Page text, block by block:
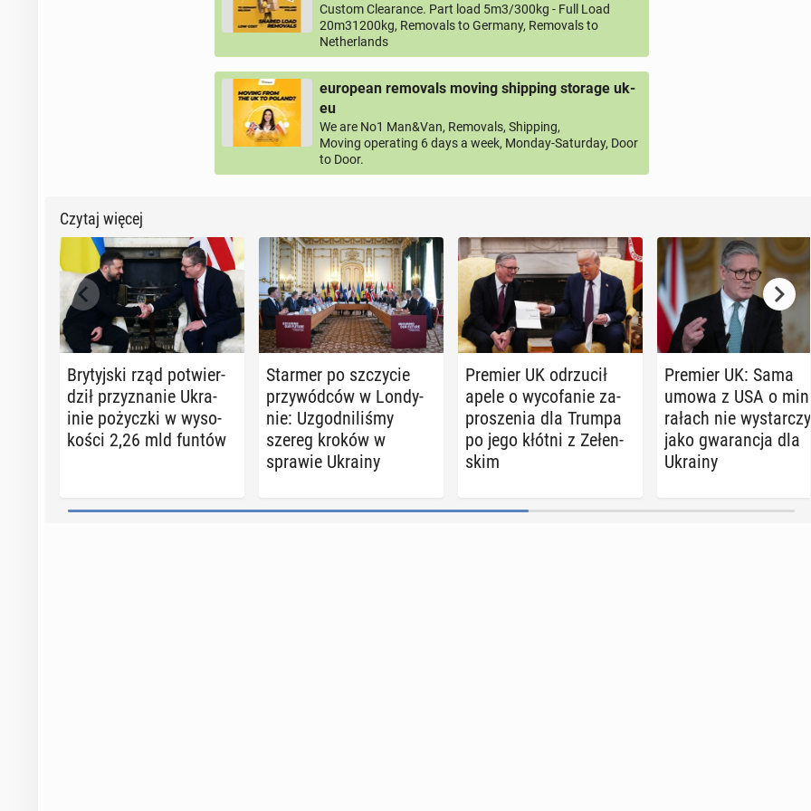
Custom Clearance. Part load 5m3/300kg - Full Load
20m31200kg, Removals to Germany, Removals to
Netherlands
european removals moving shipping storage uk-
eu
We are No1 Man&Van, Removals, Shipping,
Moving operating 6 days a week, Monday-Saturday, Door
to Door.
Czytaj więcej
Bry­tyj­ski rząd po­twier­
dził przy­zna­nie Ukra­
inie po­życz­ki w wy­so­
ko­ści 2,26 mld funtów
Starmer po szczy­cie
przy­wód­ców w Lon­dy­
nie: Uzgod­ni­li­śmy
szereg kroków w
sprawie Ukrainy
Premier UK od­rzu­cił
apele o wy­co­fa­nie za­
pro­sze­nia dla Trumpa
po jego kłótni z Ze­łen­
skim
Premier UK: Sama
umowa z USA o mi­ne­
ra­łach nie wy­star­czy
jako gwa­ran­cja dla
Ukrainy